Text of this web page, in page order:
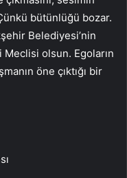
bütünlüğü bozar.
Belediyesi’nin
olsun. Egoların
öne çıktığı bir